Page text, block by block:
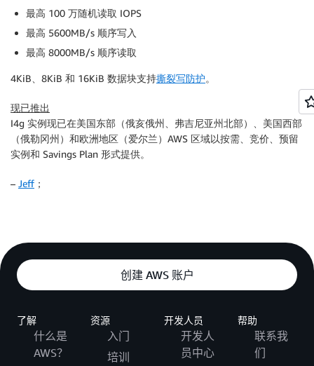
最高 100 万随机读取 IOPS
最高 5600MB/s 顺序写入
最高 8000MB/s 顺序读取
4KiB、8KiB 和 16KiB 数据块支持撕裂写防护。
现已推出
I4g 实例现已在美国东部（俄亥俄州、弗吉尼亚州北部）、美国西部
（俄勒冈州）和欧洲地区（爱尔兰）AWS 区域以按需、竞价、预留
实例和 Savings Plan 形式提供。
– Jeff ；
创建 AWS 账户
了解
什么是
AWS？
资源
入门
培训
开发人员
开发人
员中心
帮助
联系我
们